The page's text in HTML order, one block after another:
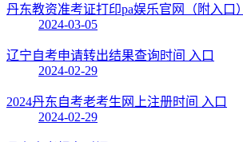
丹东教资准考证打印pa娱乐官网（附入口）
2024-03-05
辽宁自考申请转出结果查询时间 入口
2024-02-29
2024丹东自考老考生网上注册时间 入口
2024-02-29